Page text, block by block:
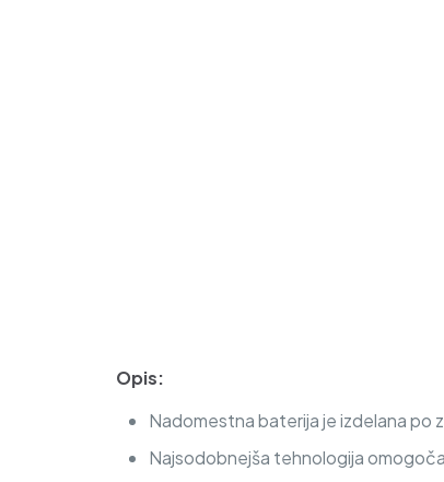
Opis:
Nadomestna baterija je izdelana po
Najsodobnejša tehnologija